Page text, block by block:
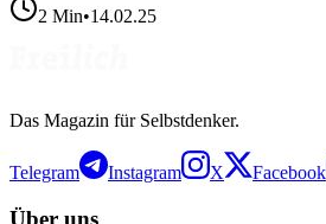
2 Min•14.02.25
Das Magazin für Selbstdenker.
Telegram Instagram X Facebook
Über uns